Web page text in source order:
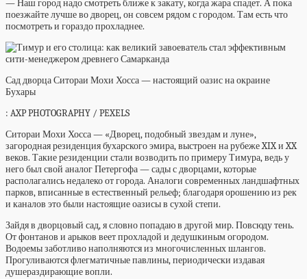
— Наш город надо смотреть ближе к закату, когда жара спадет. А пока
поезжайте лучше во дворец, он совсем рядом с городом. Там есть что
посмотреть и гораздо прохладнее.
Сад дворца Ситораи Мохи Хосса — настоящий оазис на окраине
Бухары
: AXP PHOTOGRAPHY / PEXELS
Ситораи Мохи Хосса — «Дворец, подобный звездам и луне»,
загородная резиденция бухарского эмира, выстроен на рубеже XIX и XX
веков. Такие резиденции стали возводить по примеру Тимура, ведь у
него был свой аналог Петергофа — сады с дворцами, которые
располагались недалеко от города. Аналоги современных ландшафтных
парков, вписанные в естественный рельеф; благодаря орошению из рек
и каналов это были настоящие оазисы в сухой степи.
Зайдя в дворцовый сад, я словно попадаю в другой мир. Повсюду тень.
От фонтанов и арыков веет прохладой и дедушкиным огородом.
Водоемы заботливо наполняются из многочисленных шлангов.
Прогуливаются флегматичные павлины, периодически издавая
душераздирающие вопли.